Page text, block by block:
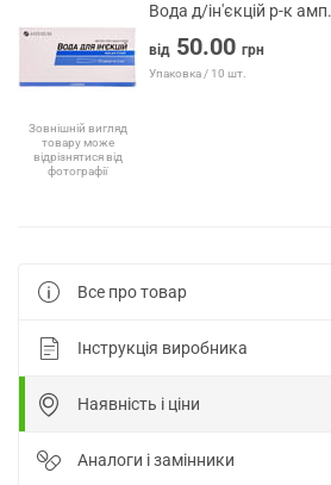
Зовнішній вигляд
товару може
відрізнятися від
фотографії
Вода д/ін'єкцій р-к
від 50.00 грн
Упаковка / 10 шт.
Все про товар
Інструкція виробника
Наявність і ціни
Аналоги і замінники